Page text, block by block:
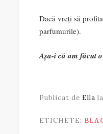
Dacă vreți să
parfumurile).
Așa-i că am făcut
Publicat de Ella la
ETICHETE: